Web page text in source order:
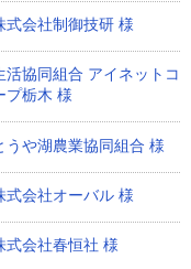
式会社制御技研 様
活協同組合 アイネットコ
プ栃木 様
うや湖農業協同組合 様
式会社オーバル 様
式会社春恒社 様